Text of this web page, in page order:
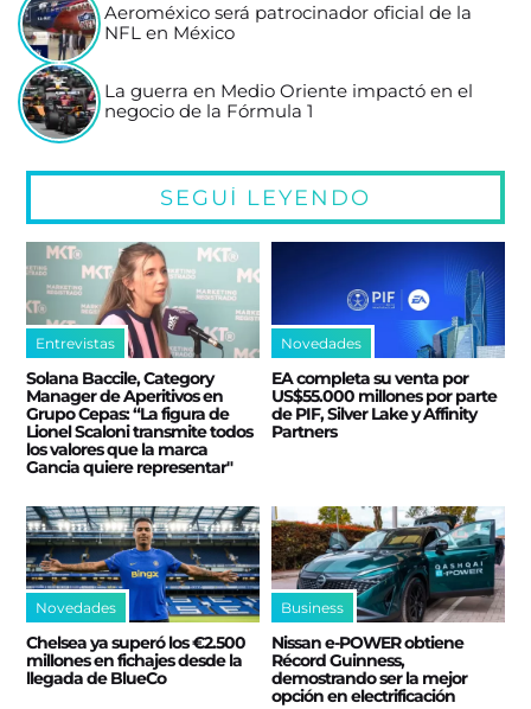
Aeroméxico será patrocinador oficial de la
NFL en México
La guerra en Medio Oriente impactó en el
negocio de la Fórmula 1
SEGUÍ LEYENDO
Entrevistas
Solana Baccile, Category
Manager de Aperitivos en
Grupo Cepas: “La figura de
Lionel Scaloni transmite todos
los valores que la marca
Gancia quiere representar"
Novedades
EA completa su venta por
US$55.000 millones por parte
de PIF, Silver Lake y Affinity
Partners
Novedades
Chelsea ya superó los €2.500
millones en fichajes desde la
llegada de BlueCo
Business
Nissan e‑POWER obtiene
Récord Guinness,
demostrando ser la mejor
opción en electrificación